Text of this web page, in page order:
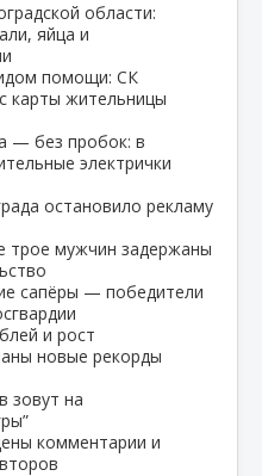
области:
яйца и
помощи: СК
карты жительницы
— без пробок: в
электрички
остановило рекламу
трое мужчин задержаны
сапёры — победители
и рост
новые рекорды
зовут на
комментарии и